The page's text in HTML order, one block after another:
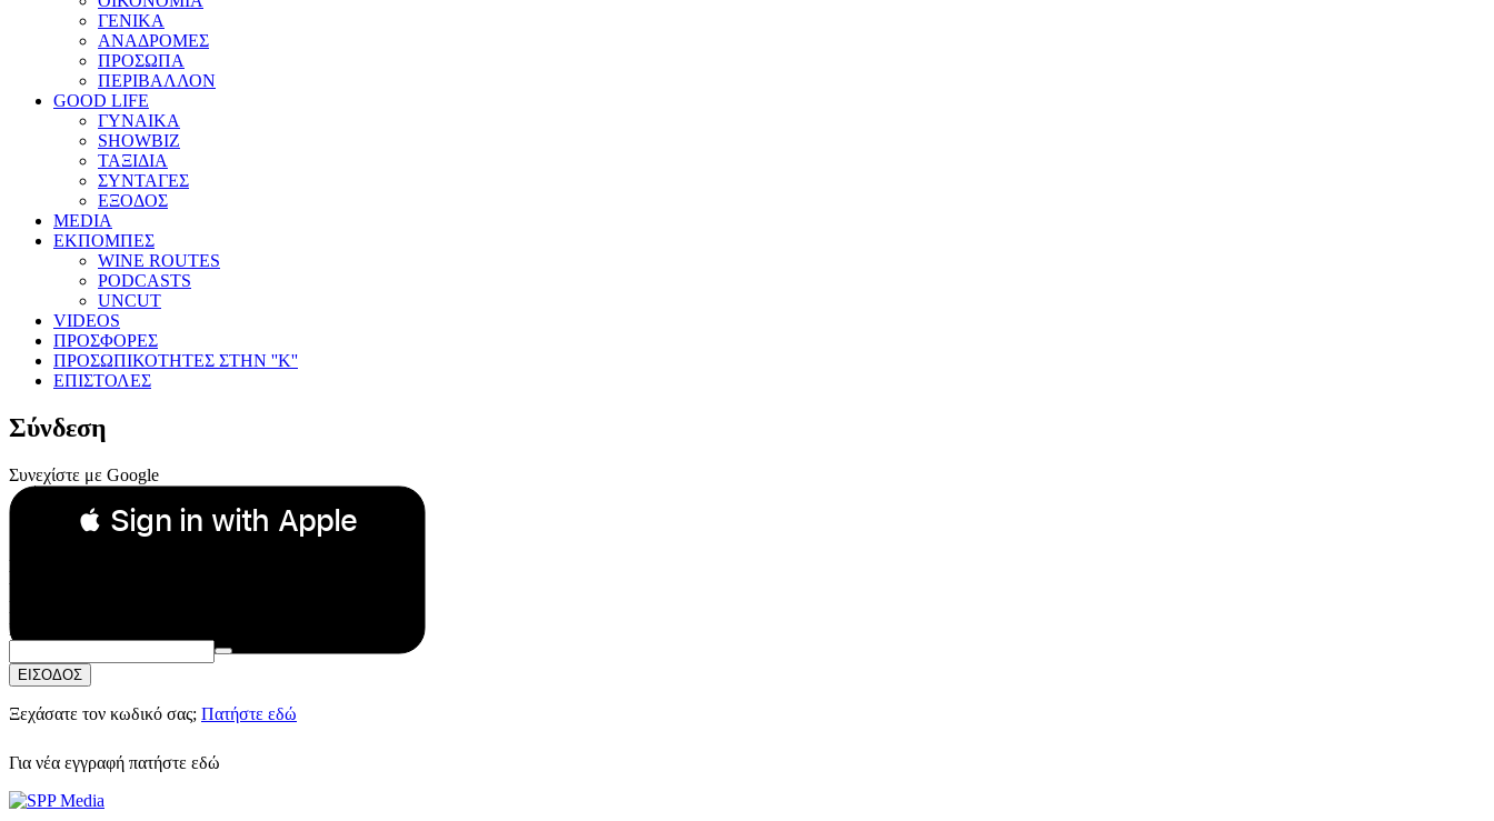
ΓΕΝΙΚΑ
ΑΝΑΔΡΟΜΕΣ
ΠΡΟΣΩΠΑ
ΠΕΡΙΒΑΛΛΟΝ
GOOD LIFE
ΓΥΝΑΙΚΑ
SHOWBIZ
ΤΑΞΙΔΙΑ
ΣΥΝΤΑΓΕΣ
ΕΞΟΔΟΣ
MEDIA
ΕΚΠΟΜΠΕΣ
WINE ROUTES
PODCASTS
UNCUT
VIDEOS
ΠΡΟΣΦΟΡΕΣ
ΠΡΟΣΩΠΙΚΟΤΗΤΕΣ ΣΤΗΝ ''Κ''
ΕΠΙΣΤΟΛΕΣ
Σύνδεση
Συνεχίστε με Google
 Sign in with Apple
Συνεχίστε με Apple
ή
Email:
Κωδικός Πρόσβασης:
ΕΙΣΟΔΟΣ
Ξεχάσατε τον κωδικό σας; Πατήστε εδώ
Για νέα εγγραφή πατήστε εδώ